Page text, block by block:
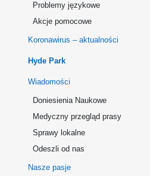
Problemy językowe
Akcje pomocowe
Koronawirus – aktualności
Hyde Park
Wiadomości
Doniesienia Naukowe
Medyczny przegląd prasy
Sprawy lokalne
Odeszli od nas
Nasze pasje